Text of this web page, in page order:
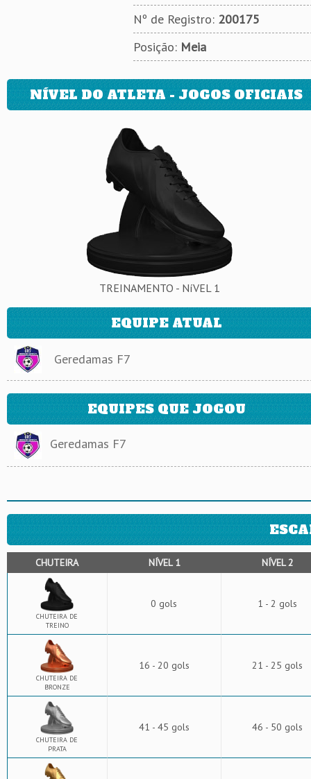
Nº de Registro: 200175
Posição: Meia
NÍVEL DO ATLETA - JOGOS OFICIAIS
TREINAMENTO - NíVEL 1
EQUIPE ATUAL
Geredamas F7
EQUIPES QUE JOGOU
Geredamas F7
CHUTEIRA NÍVEL 1 NÍVEL 2
CHUTEIRA DE
TREINO
0 gols 1 - 2 gols
CHUTEIRA DE
BRONZE
16 - 20 gols 21 - 25 gols
CHUTEIRA DE
PRATA
41 - 45 gols 46 - 50 gols